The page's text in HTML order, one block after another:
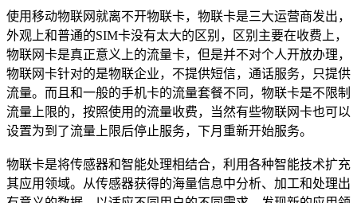
使用移动物联网就离不开物联卡，物联卡是三大运营商发出，
外观上和普通的SIM卡没有太大的区别，区别主要在收费上，
物联网卡是真正意义上的流量卡，但是并不对个人开放办理，
物联网卡针对的是物联企业，不提供短信，通话服务，只提供
流量。而且和一般的手机卡的流量套餐不同，物联卡是不限制
流量上限的，按照使用的流量收费，当然有些物联网卡也可以
设置为到了流量上限后停止服务，下月重新开始服务。
物联卡是将传感器和智能处理相结合，利用各种智能技术扩充
其应用领域。从传感器获得的海量信息中分析、加工和处理出